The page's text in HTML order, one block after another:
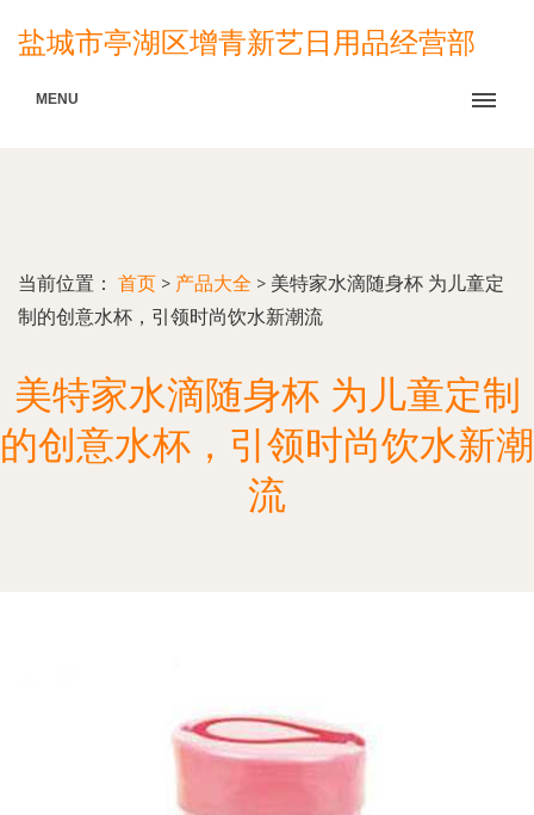
盐城市亭湖区增青新艺日用品经营部
MENU
当前位置： 首页 > 产品大全 > 美特家水滴随身杯 为儿童定
制的创意水杯，引领时尚饮水新潮流
美特家水滴随身杯 为儿童定制
的创意水杯，引领时尚饮水新潮
流